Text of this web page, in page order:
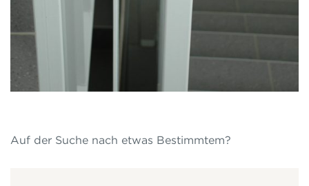
Auf der Suche nach etwas Bestimmtem?